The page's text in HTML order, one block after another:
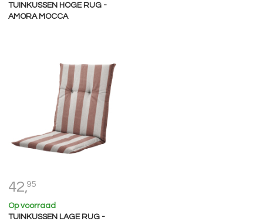
TUINKUSSEN HOGE RUG -
AMORA MOCCA
42,95
Op voorraad
TUINKUSSEN LAGE RUG -